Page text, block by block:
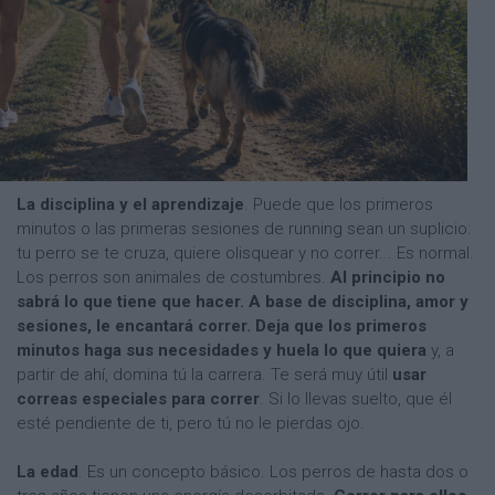
La disciplina y el aprendizaje. Puede que los primeros
minutos o las primeras sesiones de running sean un suplicio:
tu perro se te cruza, quiere olisquear y no correr... Es normal.
Los perros son animales de costumbres. Al principio no
sabrá lo que tiene que hacer. A base de disciplina, amor y
sesiones, le encantará correr. Deja que los primeros
minutos haga sus necesidades y huela lo que quiera y, a
partir de ahí, domina tú la carrera. Te será muy útil usar
correas especiales para correr. Si lo llevas suelto, que él
esté pendiente de ti, pero tú no le pierdas ojo.
La edad. Es un concepto básico. Los perros de hasta dos o